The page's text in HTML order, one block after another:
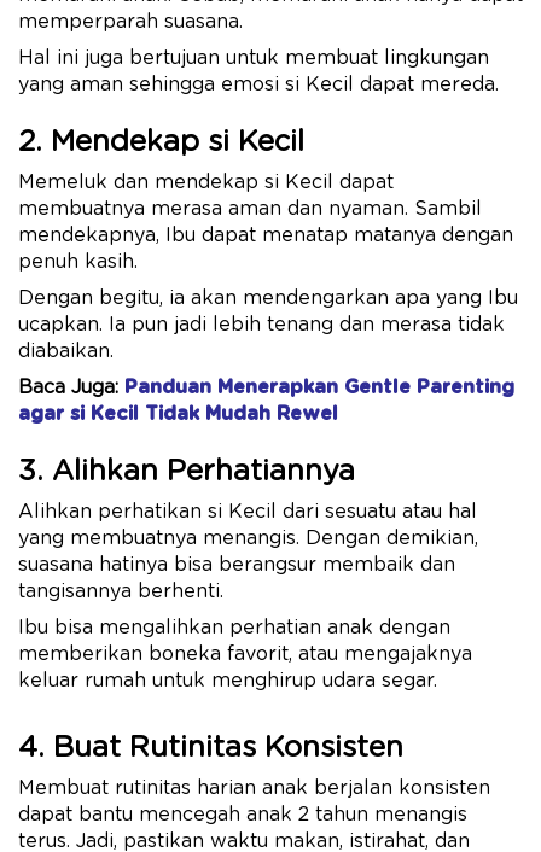
memperparah suasana.
Hal ini juga bertujuan untuk membuat lingkungan
yang aman sehingga emosi si Kecil dapat mereda.
2. Mendekap si Kecil
Memeluk dan mendekap si Kecil dapat
membuatnya merasa aman dan nyaman. Sambil
mendekapnya, Ibu dapat menatap matanya dengan
penuh kasih.
Dengan begitu, ia akan mendengarkan apa yang Ibu
ucapkan. Ia pun jadi lebih tenang dan merasa tidak
diabaikan.
Baca Juga: Panduan Menerapkan Gentle Parenting
agar si Kecil Tidak Mudah Rewel
3. Alihkan Perhatiannya
Alihkan perhatikan si Kecil dari sesuatu atau hal
yang membuatnya menangis. Dengan demikian,
suasana hatinya bisa berangsur membaik dan
tangisannya berhenti.
Ibu bisa mengalihkan perhatian anak dengan
memberikan boneka favorit, atau mengajaknya
keluar rumah untuk menghirup udara segar.
4. Buat Rutinitas Konsisten
Membuat rutinitas harian anak berjalan konsisten
dapat bantu mencegah anak 2 tahun menangis
terus. Jadi, pastikan waktu makan, istirahat, dan